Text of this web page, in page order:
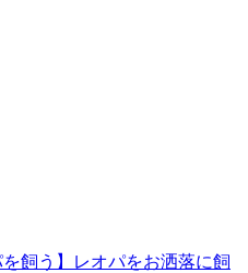
を飼う】レオパをお洒落に飼